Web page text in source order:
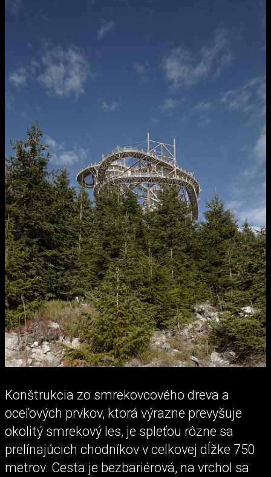
Konštrukcia zo smrekovcového dreva a
oceľových prvkov, ktorá výrazne prevyšuje
okolitý smrekový les, je spleťou rôzne sa
prelínajúcich chodníkov v celkovej dĺžke 750
metrov. Cesta je bezbariérová, na vrchol sa